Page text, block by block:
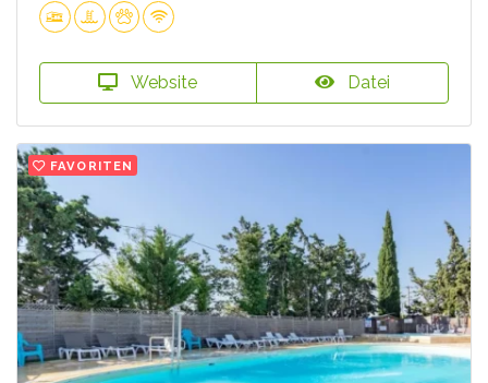
Website Datei
FAVORITEN